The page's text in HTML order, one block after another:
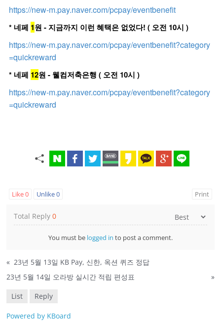
https://new-m.pay.naver.com/pcpay/eventbenefit
* 네페 1원 - 지금까지 이런 혜택은 없었다! ( 오전 10시 )
https://new-m.pay.naver.com/pcpay/eventbenefit?category
=quickreward
* 네페 12원 - 웰컴저축은행 ( 오전 10시 )
https://new-m.pay.naver.com/pcpay/eventbenefit?category
=quickreward
Like0 Unlike0 Print
Total Reply0
You must be logged in to post a comment.
« 23년 5월 13일 KB Pay, 신한, 옥션 퀴즈 정답
23년 5월 14일 오라방 실시간 적립 편성표
»
List Reply
Powered by KBoard